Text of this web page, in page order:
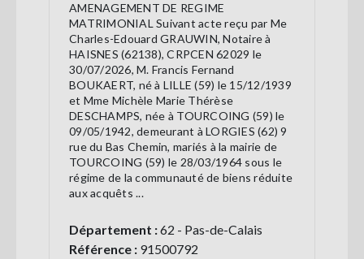
AMENAGEMENT DE REGIME
MATRIMONIAL Suivant acte reçu par Me
Charles-Edouard GRAUWIN, Notaire à
HAISNES (62138), CRPCEN 62029 le
30/07/2026, M. Francis Fernand
BOUKAERT, né à LILLE (59) le 15/12/1939
et Mme Michèle Marie Thérèse
DESCHAMPS, née à TOURCOING (59) le
09/05/1942, demeurant à LORGIES (62) 9
rue du Bas Chemin, mariés à la mairie de
TOURCOING (59) le 28/03/1964 sous le
régime de la communauté de biens réduite
aux acquêts ...
Département :62 - Pas-de-Calais
Référence : 91500792